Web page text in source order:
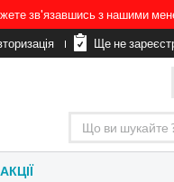
зв'язавшись з нашими
Ще не
АКЦІЇ